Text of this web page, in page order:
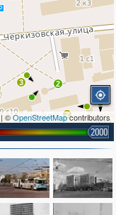
2
2
2
2
2
2
3
| ©OpenStreetMapcontributors
2000